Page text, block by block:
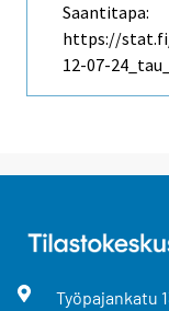
Saantitapa:
https://
12-07-
Työpajankatu